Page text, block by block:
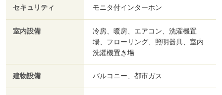
セキュリティ モニタ付インターホン
室内設備
冷房、暖房、エアコン、洗濯機置
場、フローリング、照明器具、室内
洗濯機置き場
建物設備 バルコニー、都市ガス